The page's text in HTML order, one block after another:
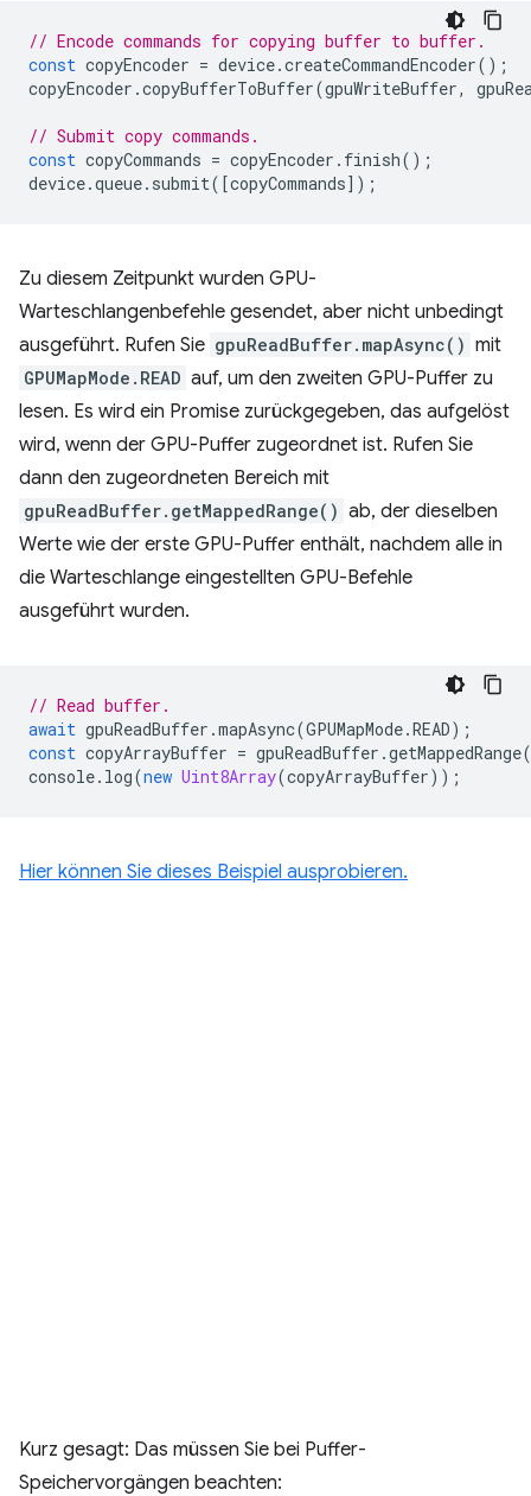
// Encode commands for copying buffer to buffer.
const copyEncoder = device.createCommandEncoder();
copyEncoder .copyBufferToBuffer(gpuWriteBuffer,
// Submit copy commands.
const copyCommands = copyEncoder . finish();
device.queue. submit([copyCommands]);
Zu diesem Zeitpunkt wurden GPU-
Warteschlangenbefehle gesendet, aber nicht unbedingt
ausgeführt. Rufen Sie gpuReadBuffer.mapAsync() mit
GPUMapMode.READ auf, um den zweiten GPU-Puffer zu
lesen. Es wird ein Promise zurückgegeben, das aufgelöst
wird, wenn der GPU-Puffer zugeordnet ist. Rufen Sie
dann den zugeordneten Bereich mit
gpuReadBuffer.getMappedRange() ab, der dieselben
Werte wie der erste GPU-Puffer enthält, nachdem alle in
die Warteschlange eingestellten GPU-Befehle
ausgeführt wurden.
// Read buffer.
await gpuReadBuffer .mapAsync(GPUMapMode.READ);
const copyArrayBuffer = gpuReadBuffer .getMappedRange
console. log(new Uint8Array(copyArrayBuffer));
Hier können Sie dieses Beispiel ausprobieren.
Kurz gesagt: Das müssen Sie bei Puffer-
Speichervorgängen beachten: